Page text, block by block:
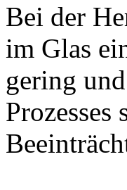
Bei der
im Glas
gering